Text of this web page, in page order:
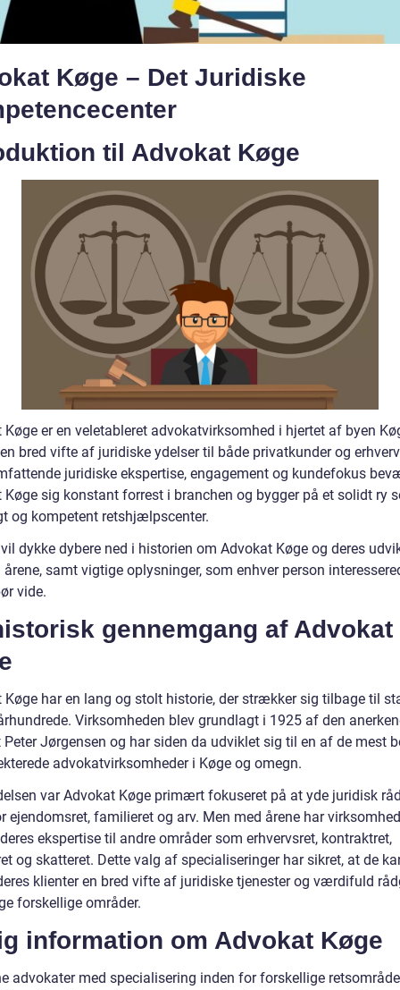
Køge – Det Juridiske
til Advokat Køge
Køge er en veletableret advokatvirksomhed i hjertet af byen
bred vifte af juridiske ydelser til både privatkunder og
juridiske ekspertise, engagement og kundefokus
Køge sig konstant forrest i branchen og bygger på et solidt ry
og kompetent retshjælpscenter.
dykke dybere ned i historien om Advokat Køge og deres
årene, samt vigtige oplysninger, som enhver person
vide.
gennemgang af Advokat
Køge har en lang og stolt historie, der strækker sig tilbage til
Virksomheden blev grundlagt i 1925 af den
Jørgensen og har siden da udviklet sig til en af de mest
advokatvirksomheder i Køge og omegn.
var Advokat Køge primært fokuseret på at yde juridisk
ejendomsret, familieret og arv. Men med årene har
ekspertise til andre områder som erhvervsret, kontraktret,
og skatteret. Dette valg af specialiseringer har sikret, at de
klienter en bred vifte af juridiske tjenester og værdifuld
forskellige områder.
information om Advokat Køge
advokater med specialisering inden for forskellige